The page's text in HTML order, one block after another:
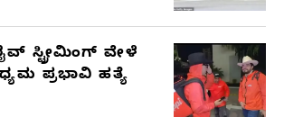
ಸ್ಟ್ರೀಮಿಂಗ್ ವೇಳೆ
ಪ್ರಭಾವಿ ಹತ್ಯೆ